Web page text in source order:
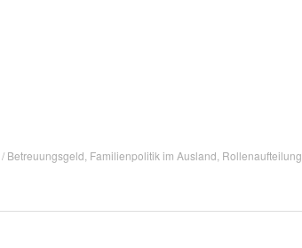
Betreuungsgeld Familienpolitik im Ausland Rollenaufteilung